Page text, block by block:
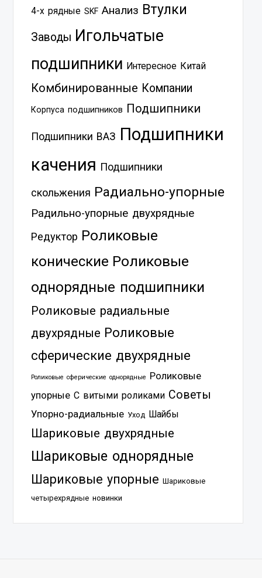
4-х рядные SKF Анализ Втулки
Заводы Игольчатые
подшипники Интересное Китай
Комбинированные Компании
Корпуса подшипников Подшипники
Подшипники ВАЗ Подшипники
качения Подшипники
скольжения Радиально-упорные
Радильно-упорные двухрядные
Редуктор Роликовые
конические Роликовые
однорядные подшипники
Роликовые радиальные
двухрядные Роликовые
сферические двухрядные
Роликовые сферические однорядные
Роликовые
упорные С витыми роликами Советы
Упорно-радиальные Уход Шайбы
Шариковые двухрядные
Шариковые однорядные
Шариковые упорные Шариковые
четырехрядные новинки